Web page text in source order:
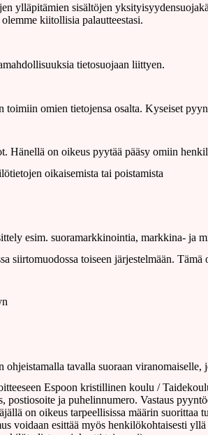
ylläpitämien sisältöjen
kiitollisia palautteestasi.
tietosuojaan liittyen.
omien tietojensa osalta. Kyseiset
Hänellä on oikeus pyytää pääsy omiin
oikaisemista tai poistamista
esim. suoramarkkinointia, markkina‐
siirtomuodossa toiseen järjestelmään.
tavalla suoraan
Espoon kristillinen koulu /
ja puhelinnumero. Vastaus
on oikeus tarpeellisissa määrin suorittaa
voidaan esittää myös henkilökohtaisesti